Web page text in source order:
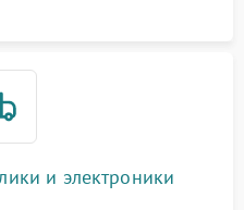
и электроники